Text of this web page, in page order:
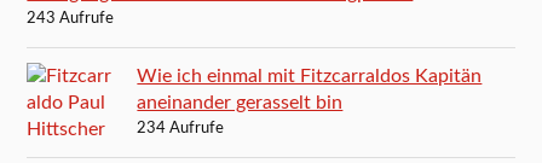
243 Aufrufe
Wie ich einmal mit Fitzcarraldos Kapitän
aneinander gerasselt bin
234 Aufrufe